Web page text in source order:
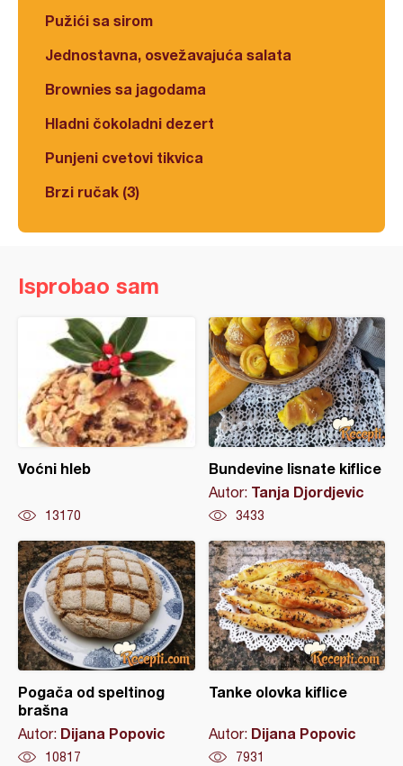
Pužići sa sirom
Jednostavna, osvežavajuća salata
Brownies sa jagodama
Hladni čokoladni dezert
Punjeni cvetovi tikvica
Brzi ručak (3)
Isprobao sam
Voćni hleb
13170
Bundevine lisnate kiflice
Autor: Tanja Djordjevic
3433
Pogača od speltinog
brašna
Autor: Dijana Popovic
10817
Tanke olovka kiflice
Autor: Dijana Popovic
7931